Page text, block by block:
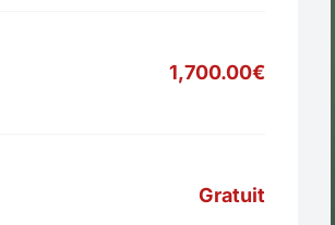
1,700.00€
Gratuit